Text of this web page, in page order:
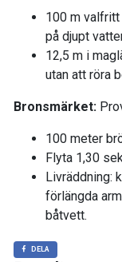
100 m
på djupt
12,5 m i
utan att röra
Bronsmärket:
100 meter
Flyta 1,30
Livräddning:
förlängda
båtvett.
DELA